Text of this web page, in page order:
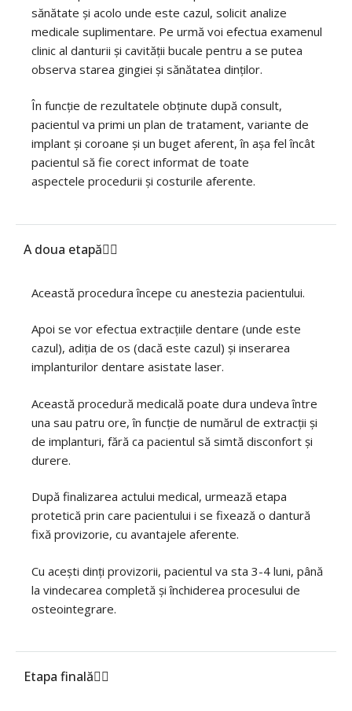
sănătate și acolo unde este cazul, solicit analize
medicale suplimentare. Pe urmă voi efectua examenul
clinic al danturii și cavității bucale pentru a se putea
observa starea gingiei și sănătatea dinților.
În funcție de rezultatele obținute după consult,
pacientul va primi un plan de tratament, variante de
implant și coroane și un buget aferent, în așa fel încât
pacientul să fie corect informat de toate
aspectele procedurii și costurile aferente.
A doua etapă
Această procedura începe cu anestezia pacientului.
Apoi se vor efectua extracțiile dentare (unde este
cazul), adiția de os (dacă este cazul) și inserarea
implanturilor dentare asistate laser.
Această procedură medicală poate dura undeva între
una sau patru ore, în funcție de numărul de extracții și
de implanturi, fără ca pacientul să simtă disconfort și
durere.
După finalizarea actului medical, urmează etapa
protetică prin care pacientului i se fixează o dantură
fixă provizorie, cu avantajele aferente.
Cu acești dinți provizorii, pacientul va sta 3-4 luni, până
la vindecarea completă și închiderea procesului de
osteointegrare.
Etapa finală